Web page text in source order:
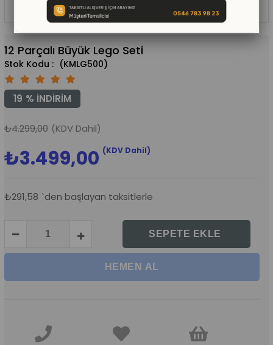
12 Parçalı Büyük Lego Seti
(KMLG500)
%
19 İNDIRIM
₺4.299,00 (KDV Dahil)
₺3.499,00 (KDV Dahil)
₺291,58 `den başlayan taksitlerle